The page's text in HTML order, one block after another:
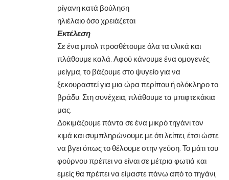
ρίγανη κατά βούληση
ηλιέλαιο όσο χρειάζεται
Εκτέλεση
Σε ένα μπολ προσθέτουμε όλα τα υλικά και
πλάθουμε καλά. Αφού κάνουμε ένα ομογενές
μείγμα, το βάζουμε στο ψυγείο για να
ξεκουραστεί για μια ώρα περίπου ή ολόκληρο το
βράδυ. Στη συνέχεια, πλάθουμε τα μπιφτεκάκια
μας.
Δοκιμάζουμε πάντα σε ένα μικρό τηγάνι τον
κιμά και συμπληρώνουμε με ότι λείπει, έτσι ώστε
να βγει όπως το θέλουμε στην γεύση. Το μάτι του
φούρνου πρέπει να είναι σε μέτρια φωτιά και
εμείς θα πρέπει να είμαστε πάνω από το τηγάνι,